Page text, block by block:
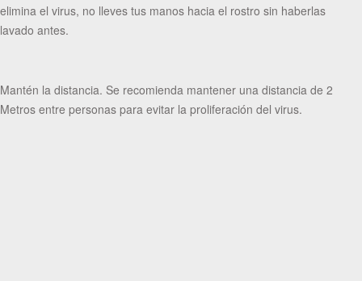
elimina el virus, no lleves tus manos hacia el rostro sin haberlas
lavado antes.
Mantén la distancia. Se recomienda mantener una distancia de 2
Metros entre personas para evitar la proliferación del virus.